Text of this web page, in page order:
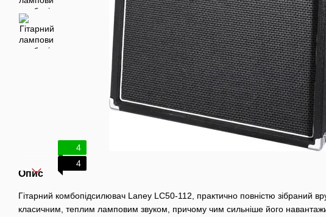
4
4
Опис
Гітарний комбопідсилювач Laney LC50-112, практично повністю зібраний
класичним, теплим ламповим звуком, причому чим сильніше його